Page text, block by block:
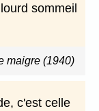
sommeil
maigre (1940)
c'est celle